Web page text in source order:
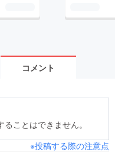
コメント
ことはできません。
※投稿する際の注意点